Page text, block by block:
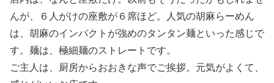
んが、６人がけの座敷が６席ほど。人気の胡麻らーめん
は、胡麻のインパクトが強めのタンタン麺といった感じで
す。麺は、極細麺のストレートです。
ご主人は、厨房からおおきな声でご挨拶。元気がよくて、